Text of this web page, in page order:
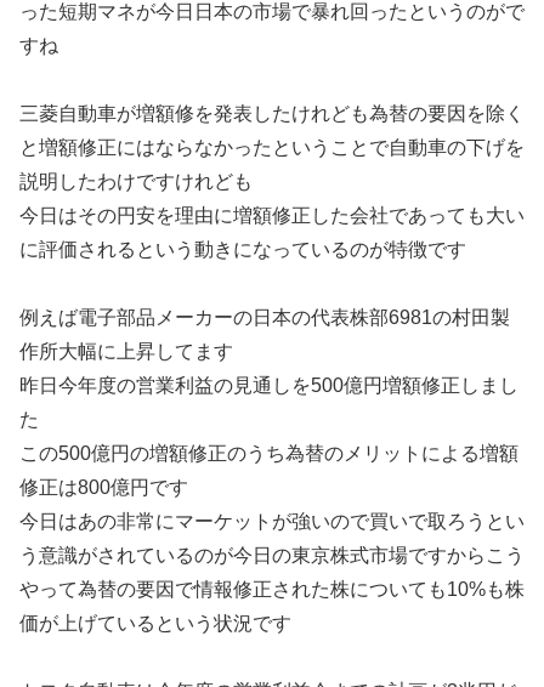
った短期マネが今日日本の市場で暴れ回ったというのがで
すね
三菱自動車が増額修を発表したけれども為替の要因を除く
と増額修正にはならなかったということで自動車の下げを
説明したわけですけれども
今日はその円安を理由に増額修正した会社であっても大い
に評価されるという動きになっているのが特徴です
例えば電子部品メーカーの日本の代表株部6981の村田製
作所大幅に上昇してます
昨日今年度の営業利益の見通しを500億円増額修正しまし
た
この500億円の増額修正のうち為替のメリットによる増額
修正は800億円です
今日はあの非常にマーケットが強いので買いで取ろうとい
う意識がされているのが今日の東京株式市場ですからこう
やって為替の要因で情報修正された株についても10%も株
価が上げているという状況です